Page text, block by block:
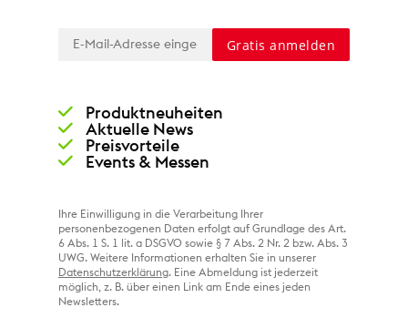
Gratis anmelden
Produktneuheiten
Aktuelle News
Preisvorteile
Events & Messen
Ihre Einwilligung in die Verarbeitung Ihrer
personenbezogenen Daten erfolgt auf Grundlage des Art.
6 Abs. 1 S. 1 lit. a DSGVO sowie § 7 Abs. 2 Nr. 2 bzw. Abs. 3
UWG. Weitere Informationen erhalten Sie in unserer
Datenschutzerklärung. Eine Abmeldung ist jederzeit
möglich, z. B. über einen Link am Ende eines jeden
Newsletters.